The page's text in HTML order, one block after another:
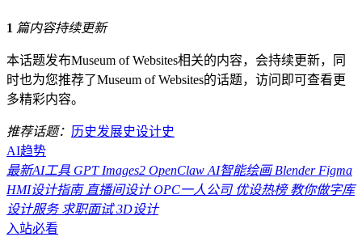
1 篇内容持续更新
本话题发布Museum of Websites相关的内容，会持续更新，同
时也为您推荐了Museum of Websites的话题，访问即可查看更
多精彩内容。
推荐话题： 历史发展史设计史
AI趋势
最新AI工具 GPT Images2 OpenClaw AI智能绘画BlenderFigma
HMI设计指南直播间设计OPC一人公司优设热榜教你做字库
设计服务求职面试3D设计
入站必看